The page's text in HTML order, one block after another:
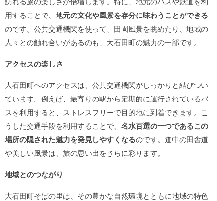
用することで、 地元の文化や風景を存分に味わうことができる
のです。公共交通機関を使って、田園風景を眺めたり、地域の
人々との触れ合いがあるのも、大石田町の魅力の一部です。
アクセスの楽しさ
大石田町へのアクセスは、公共交通機関がしっかりと結びつい
ています。例えば、最寄りの駅から定期的に運行されているバ
スを利用すると、ストレスフリーで目的地に到着できます。こ
うした交通手段を利用することで、 名水百選の一つであるこの
場所の隠された魅力を発見しやすくなるのです。道中の田舎道
や美しい風景は、旅の思い出をさらに彩ります。
地域とのつながり
大石田町そばの里は、その豊かな自然環境とともに地域の特色